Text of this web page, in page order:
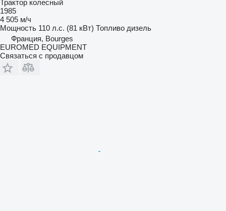
Трактор колесный
1985
4 505 м/ч
Мощность 110 л.с. (81 кВт) Топливо дизель
Франция, Bourges
EUROMED EQUIPMENT
Связаться с продавцом